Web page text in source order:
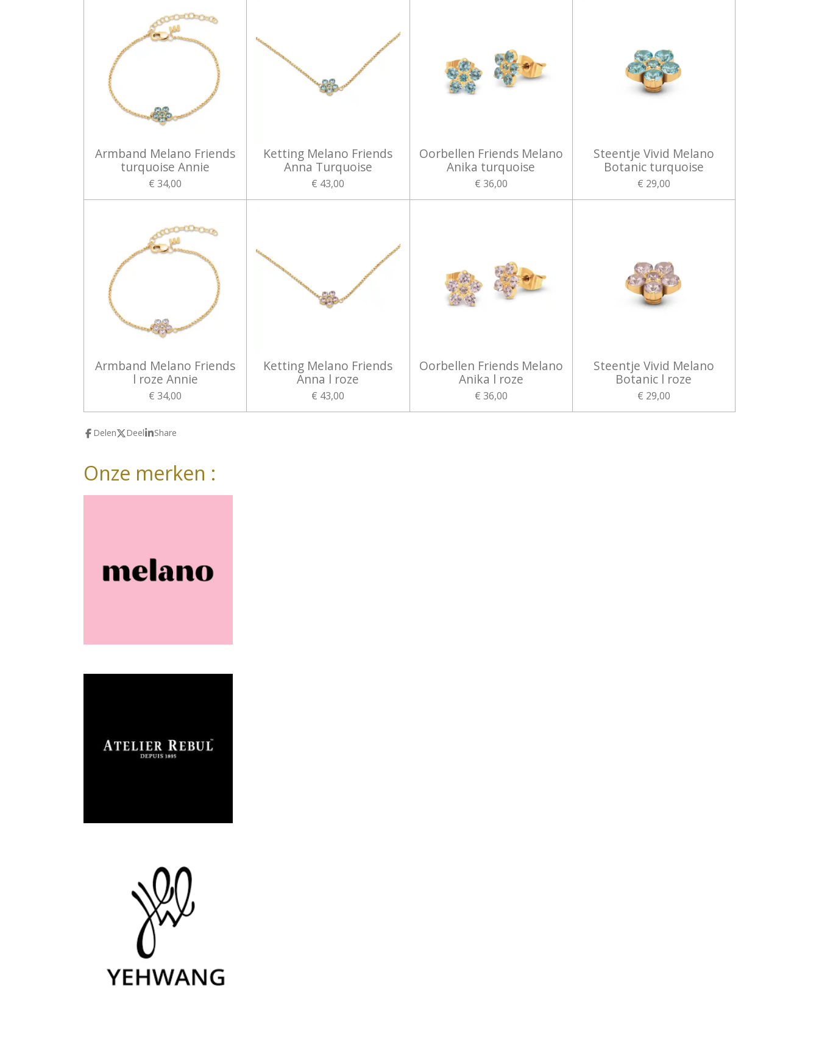
Armband Melano Friends
turquoise Annie
€ 34,00
Ketting Melano Friends
Anna Turquoise
€ 43,00
Oorbellen Friends Melano
Anika turquoise
€ 36,00
Steentje Vivid Melano
Botanic turquoise
€ 29,00
Armband Melano Friends
l roze Annie
€ 34,00
Ketting Melano Friends
Anna l roze
€ 43,00
Oorbellen Friends Melano
Anika l roze
€ 36,00
Steentje Vivid Melano
Botanic l roze
€ 29,00
Delen Deel Share
Onze merken :